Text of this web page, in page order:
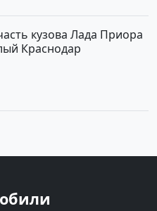
кузова Лада Приора
Краснодар